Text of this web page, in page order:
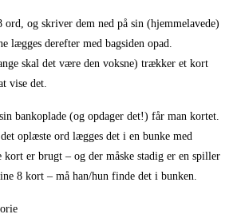
og skriver dem ned på sin (hjemmelavede)
lægges derefter med bagsiden opad.
skal det være den voksne) trækker et kort
vise det.
bankoplade (og opdager det!) får man kortet.
oplæste ord lægges det i en bunke med
kort er brugt – og der måske stadig er en spiller
8 kort – må han/hun finde det i bunken.